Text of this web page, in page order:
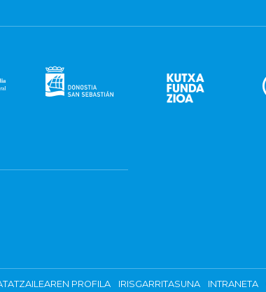
PROFILA IRISGARRITASUNA INTRANETA